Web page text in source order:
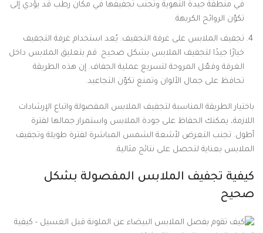
في منطقة جيدة التهوية وتجنب تجفيفها في مكان رطب قد يؤدي إلى
تكوّن الروائح الكريهة.
تجفيف الملابس على غرفة التجفيف: يُعد استخدام غرفة التجفيف
خيارًا جيدًا لتجفيف الملابس بشكل صحيح. قم بتعليق الملابس داخل
الغرفة وفعّل المروحة لتسريع عملية الجفاف. إن هذه الطريقة
تحافظ على جمال الألوان وتمنع تكوّن التجاعيد.
باختيار الطريقة المناسبة لتجفيف الملابس المفصولة واتباع الإرشادات
اللازمة، يمكنك الحفاظ على جودة الملابس واستمرار جمالها لفترة
أطول. تجنب التعرض لأشعة الشمس المباشرة لفترة طويلة وتجفيف
الملابس بعناية لتحصل على نتائج مثالية.
كيفية تجفيف الملابس المفصولة بشكل
صحيح